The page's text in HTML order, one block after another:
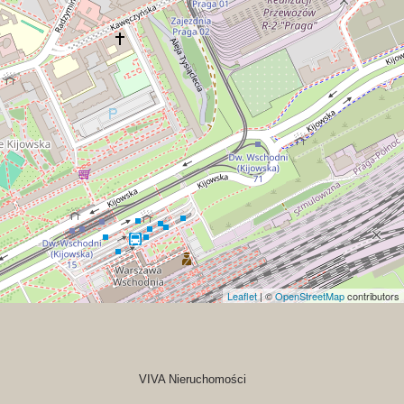
Leaflet| ©OpenStreetMapcontributors
VIVA Nieruchomości